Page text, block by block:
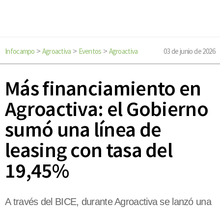
Infocampo > Agroactiva > Eventos > Agroactiva 03 de junio de 2026
Más financiamiento en
Agroactiva: el Gobierno
sumó una línea de
leasing con tasa del
19,45%
A través del BICE, durante Agroactiva se lanzó una